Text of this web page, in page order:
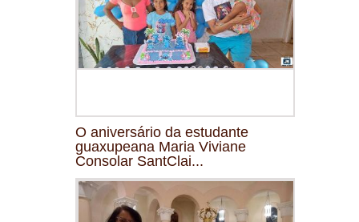
O aniversário da estudante
guaxupeana Maria Viviane
Consolar SantClai...